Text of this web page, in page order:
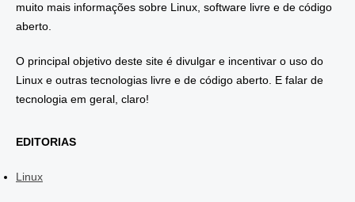
muito mais informações sobre Linux, software livre e de código
aberto.
O principal objetivo deste site é divulgar e incentivar o uso do
Linux e outras tecnologias livre e de código aberto. E falar de
tecnologia em geral, claro!
EDITORIAS
Linux